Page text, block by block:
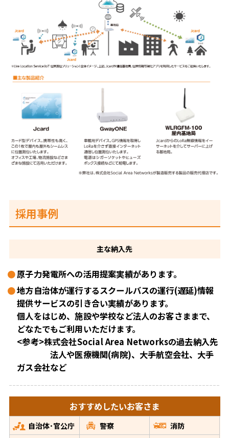
採用事例
主な納入先
原子力発電所への活用提案実績があります。
地方自治体が運行するスクールバスの運行(遅延)情報
提供サービスの引き合い実績があります。
個人をはじめ、施設や学校など法人のお客さままで、
どなたでもご利用いただけます。
<参考>株式会社Social Area Networksの過去納入先
法人や医療機関(病院)、大手航空会社、大手
ガス会社など
おすすめしたいお客さま
自治体･官公庁 警察
消防